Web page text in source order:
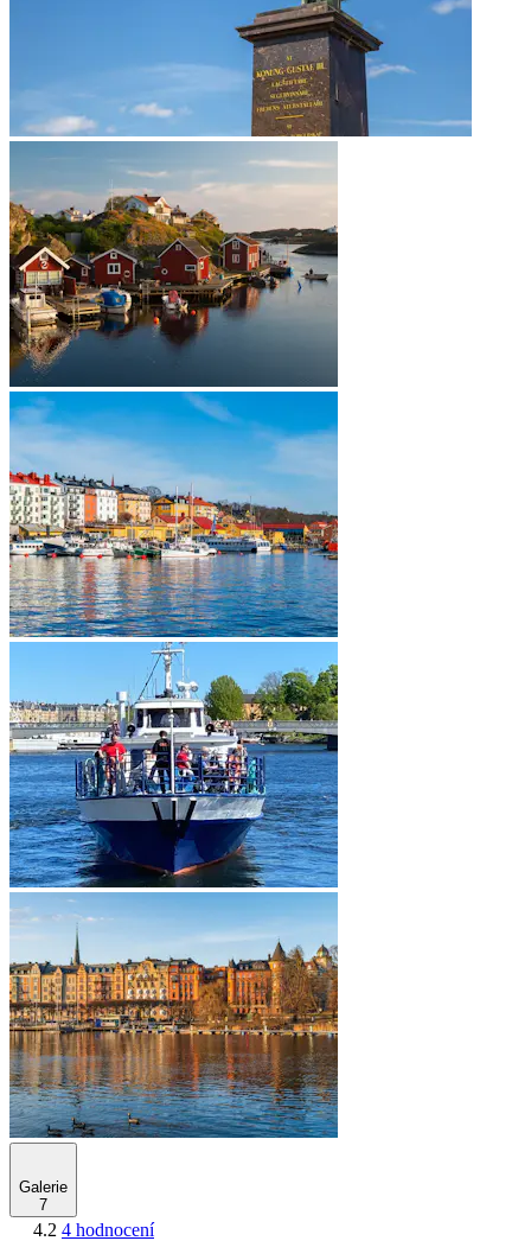
Galerie
7
4.2 4 hodnocení